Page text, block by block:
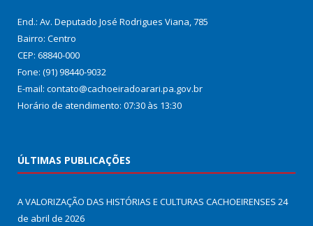
End.: Av. Deputado José Rodrigues Viana, 785
Bairro: Centro
CEP: 68840-000
Fone: (91) 98440-9032
E-mail: contato@cachoeiradoarari.pa.gov.br
Horário de atendimento: 07:30 às 13:30
ÚLTIMAS PUBLICAÇÕES
A VALORIZAÇÃO DAS HISTÓRIAS E CULTURAS CACHOEIRENSES 24
de abril de 2026